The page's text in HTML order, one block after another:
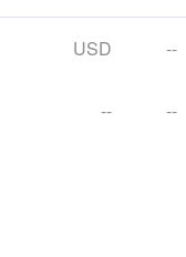
USD --
-- --